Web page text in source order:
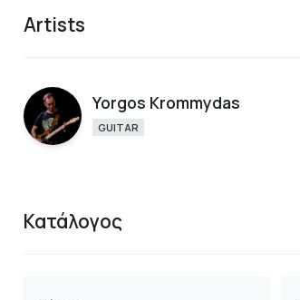
Artists
Yorgos Krommydas
GUITAR
Κατάλογος